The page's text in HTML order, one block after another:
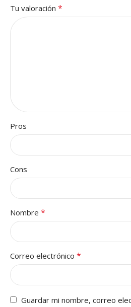
Tu valoración *
Pros
Cons
Nombre *
Correo electrónico *
Guardar mi nombre, correo